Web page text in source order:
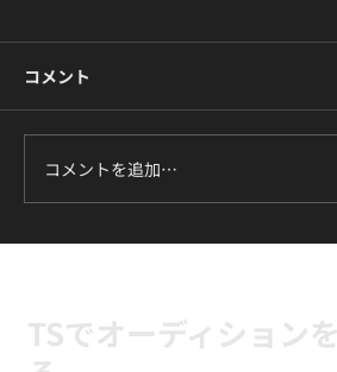
コメント
コメントを追加…
TSでオーディション